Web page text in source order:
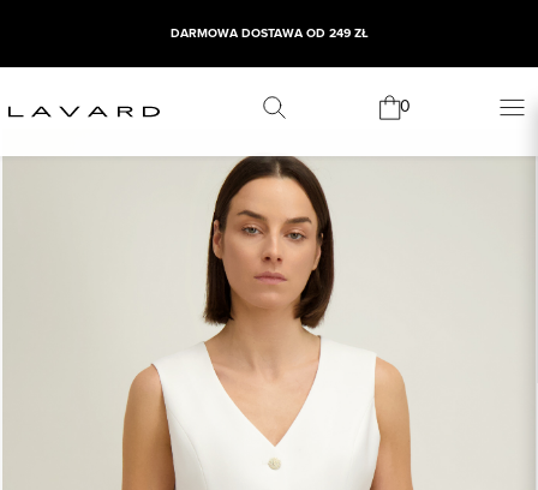
DARMOWA DOSTAWA OD 249 ZŁ
0